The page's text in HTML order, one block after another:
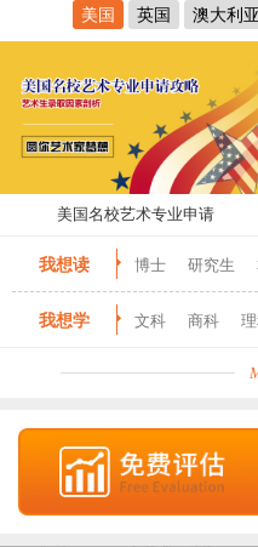
美国
英国 澳大利亚
美国名校艺术专业申请
我想读 博士 研究生
我想学 文科 商科